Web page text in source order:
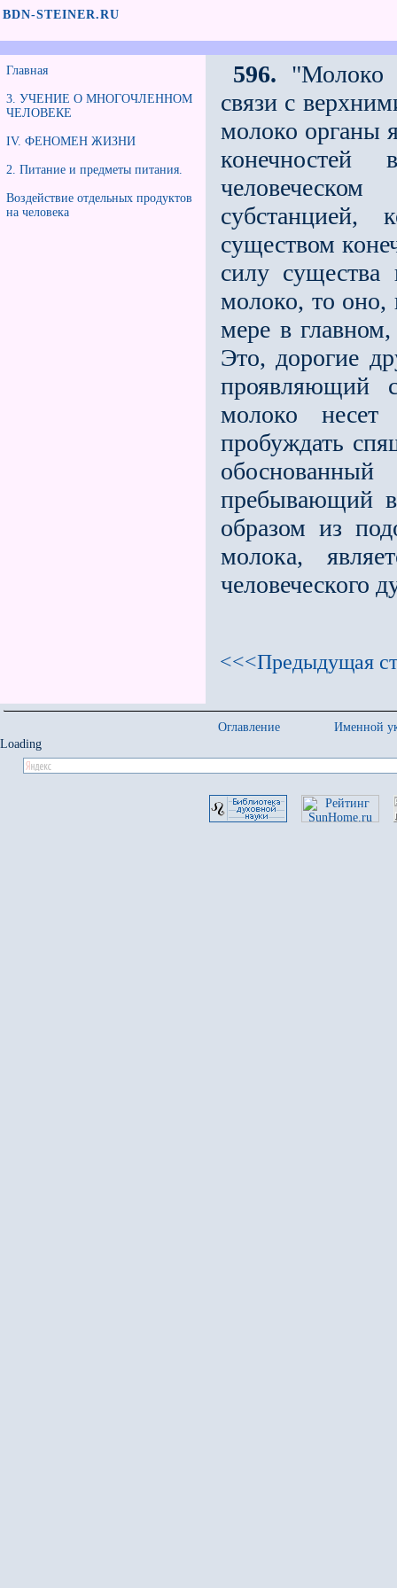
BDN-STEINER.RU
Главная
3. УЧЕНИЕ О МНОГОЧЛЕННОМ
ЧЕЛОВЕКЕ
IV. ФЕНОМЕН ЖИЗНИ
2. Питание и предметы питания.
Воздействие отдельных продуктов
на человека
596. "Молоко
связи с
молоко органы
субстанцией,
существом
силу
молоко, то оно,
мере в
Это, дорогие
проявляющий
молоко
пробуждать
пребывающий
образом из
молока,
человеческого
<<<Предыдущая
Оглавление
Именной
Loading